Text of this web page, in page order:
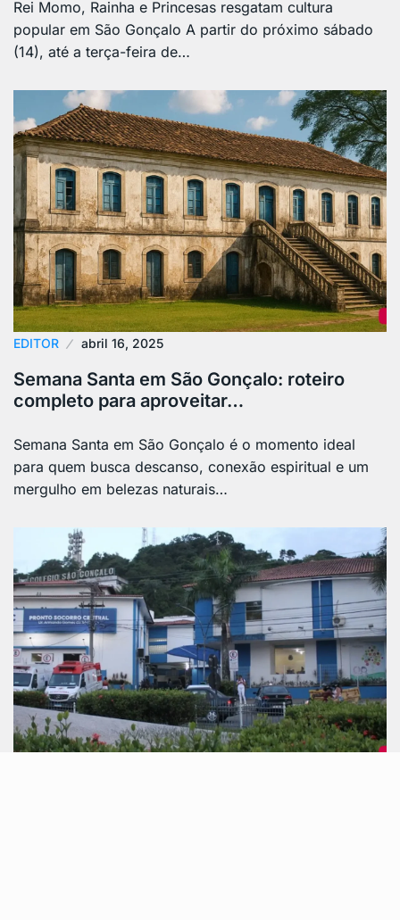
Rei Momo, Rainha e Princesas resgatam cultura
popular em São Gonçalo A partir do próximo sábado
(14), até a terça-feira de…
EDITOR abril 16, 2025
Semana Santa em São Gonçalo: roteiro
completo para aproveitar…
Semana Santa em São Gonçalo é o momento ideal
para quem busca descanso, conexão espiritual e um
mergulho em belezas naturais…